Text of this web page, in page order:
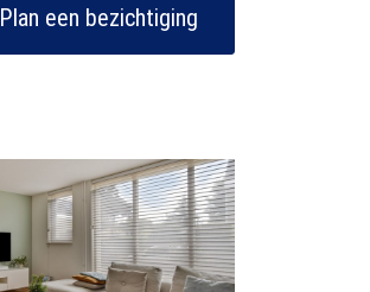
Plan een bezichtiging